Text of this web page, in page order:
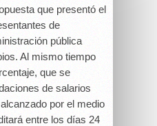
que presentó el
de
pública
Al mismo tiempo
que se
de salarios
por el medio
entre los días 24